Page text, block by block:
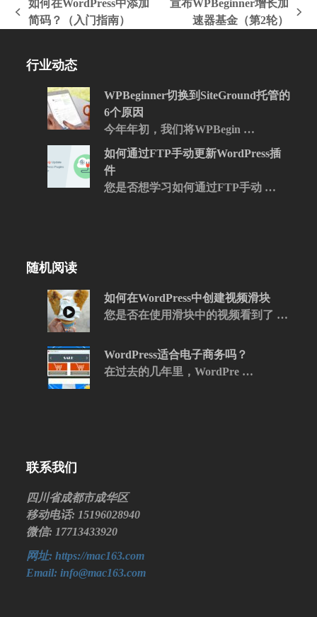
上
文
如何在WordPress中添加
简码？（入门指南）
章:
宣布WPBeginner增长加
速器基金（第2轮）
行业动态
WPBeginner切换到SiteGround托管的
6个原因
今年年初，我们将WPBegin …
如何通过FTP手动更新WordPress插
件
您是否想学习如何通过FTP手动 …
随机阅读
如何在WordPress中创建视频滑块
您是否在使用滑块中的视频看到了 …
WordPress适合电子商务吗？
在过去的几年里，WordPre …
联系我们
四川省成都市成华区
移动电话: 15196028940
微信: 17713433920
网址: https://mac163.com
Email: info@mac163.com